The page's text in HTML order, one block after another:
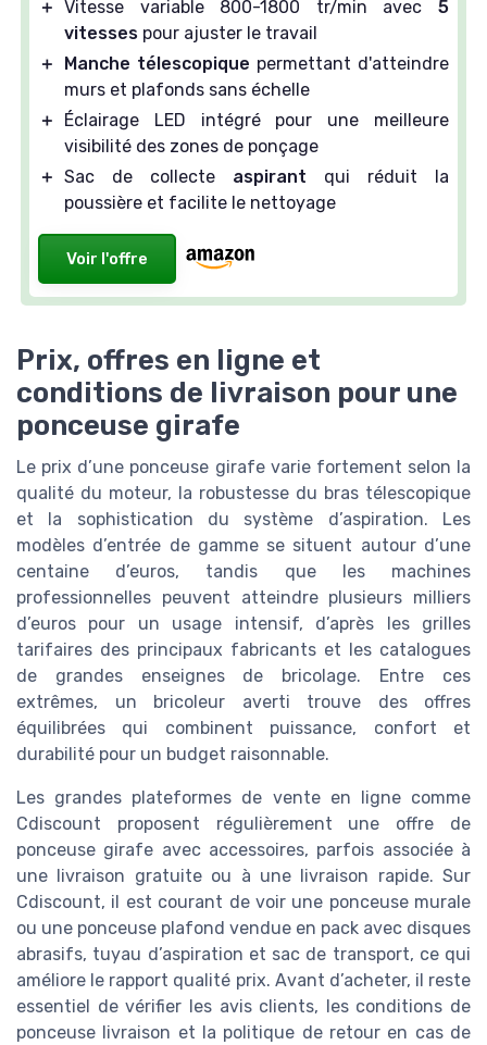
＋ Vitesse variable 800-1800 tr/min avec 5
vitesses pour ajuster le travail
＋
Manche télescopique permettant d'atteindre
murs et plafonds sans échelle
＋
Éclairage LED intégré pour une meilleure
visibilité des zones de ponçage
＋ Sac de collecte aspirant qui réduit la
poussière et facilite le nettoyage
Voir l'offre
Prix, offres en ligne et
conditions de livraison pour une
ponceuse girafe
Le prix d’une ponceuse girafe varie fortement selon la
qualité du moteur, la robustesse du bras télescopique
et la sophistication du système d’aspiration. Les
modèles d’entrée de gamme se situent autour d’une
centaine d’euros, tandis que les machines
professionnelles peuvent atteindre plusieurs milliers
d’euros pour un usage intensif, d’après les grilles
tarifaires des principaux fabricants et les catalogues
de grandes enseignes de bricolage. Entre ces
extrêmes, un bricoleur averti trouve des offres
équilibrées qui combinent puissance, confort et
durabilité pour un budget raisonnable.
Les grandes plateformes de vente en ligne comme
Cdiscount proposent régulièrement une offre de
ponceuse girafe avec accessoires, parfois associée à
une livraison gratuite ou à une livraison rapide. Sur
Cdiscount, il est courant de voir une ponceuse murale
ou une ponceuse plafond vendue en pack avec disques
abrasifs, tuyau d’aspiration et sac de transport, ce qui
améliore le rapport qualité prix. Avant d’acheter, il reste
essentiel de vérifier les avis clients, les conditions de
ponceuse livraison et la politique de retour en cas de